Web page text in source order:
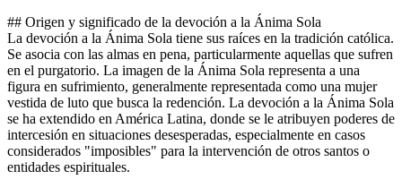
## Origen y significado de la devoción a la Ánima Sola
La devoción a la Ánima Sola tiene sus raíces en la tradición católica.
Se asocia con las almas en pena, particularmente aquellas que sufren
en el purgatorio. La imagen de la Ánima Sola representa a una
figura en sufrimiento, generalmente representada como una mujer
vestida de luto que busca la redención. La devoción a la Ánima Sola
se ha extendido en América Latina, donde se le atribuyen poderes de
intercesión en situaciones desesperadas, especialmente en casos
considerados "imposibles" para la intervención de otros santos o
entidades espirituales.